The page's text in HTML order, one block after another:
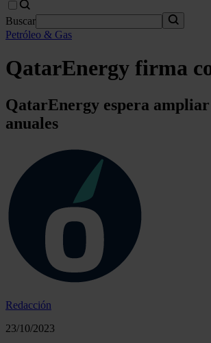
Buscar
Petróleo & Gas
QatarEnergy firma
QatarEnergy espera
anuales
Redacción
23/10/2023